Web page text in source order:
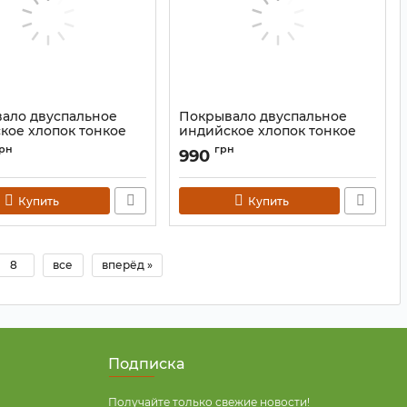
двуспальное
хлопок тонкое
Цветное 210*240
Купить
Покрывало двуспальное
индийское хлопок тонкое
"Сурья" Цветное 210*240
Артикул:
990 грн
Купить
8 все вперёд »
Подписка
Получайте только свежие новости!